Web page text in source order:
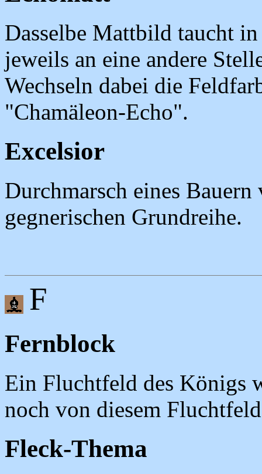
Dasselbe Mattbild taucht
jeweils an eine andere
Wechseln dabei die
"Chamäleon-Echo".
Excelsior
Durchmarsch eines
gegnerischen Grundreihe.
F
Fernblock
Ein Fluchtfeld des Königs
noch von diesem
Fleck-Thema